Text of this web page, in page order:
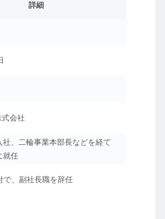
詳細
会社
社、二輪事業本部長などを経て
就任
で、副社長職を辞任